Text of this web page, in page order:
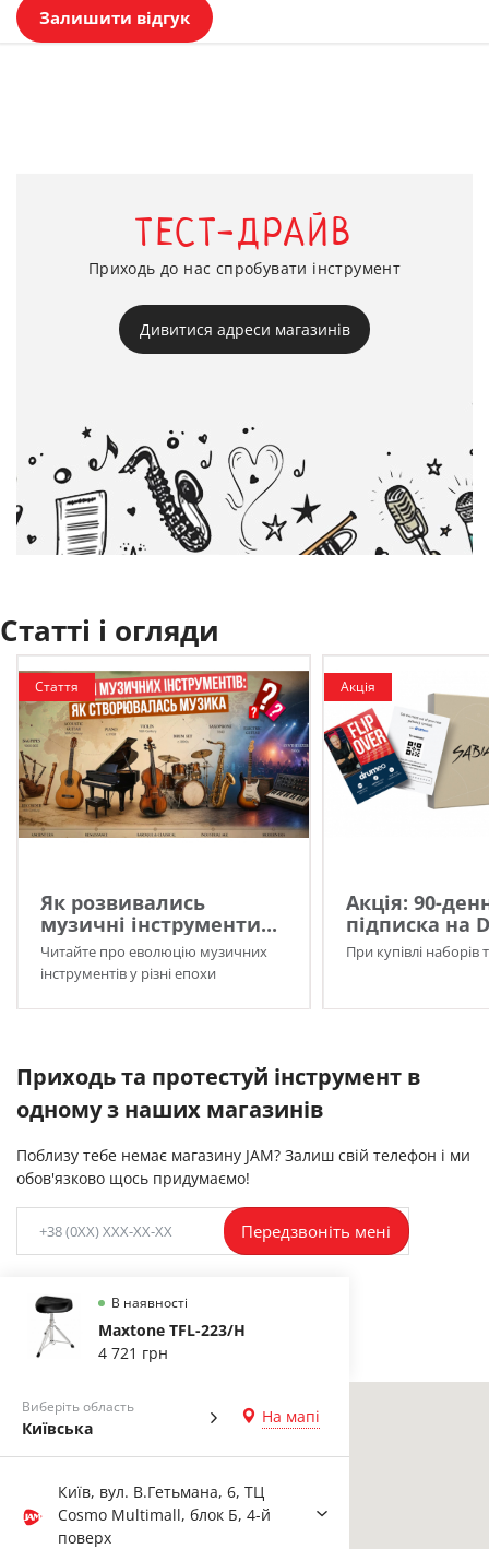
Залишити відгук
ТЕСТ-ДРАЙВ
Приходь до нас спробувати інструмент
Дивитися адреси магазинів
Статті і огляди
Стаття
Як розвивались
музичні інструменти...
Читайте про еволюцію музичних
інструментів у різні епохи
Акція
Акція: 90-
підписка на
При купівлі наборів
Приходь та протестуй інструмент в
одному з наших магазинів
Поблизу тебе немає магазину JAM? Залиш свій телефон і ми
обов'язково щось придумаємо!
В наявності
Maxtone TFL-223/H
4 721 грн
Виберіть область
Київська
На мапі
Київ, вул. В.Гетьмана, 6, ТЦ
Cosmo Multimall, блок Б, 4-й
поверх
Передзвоніть мені